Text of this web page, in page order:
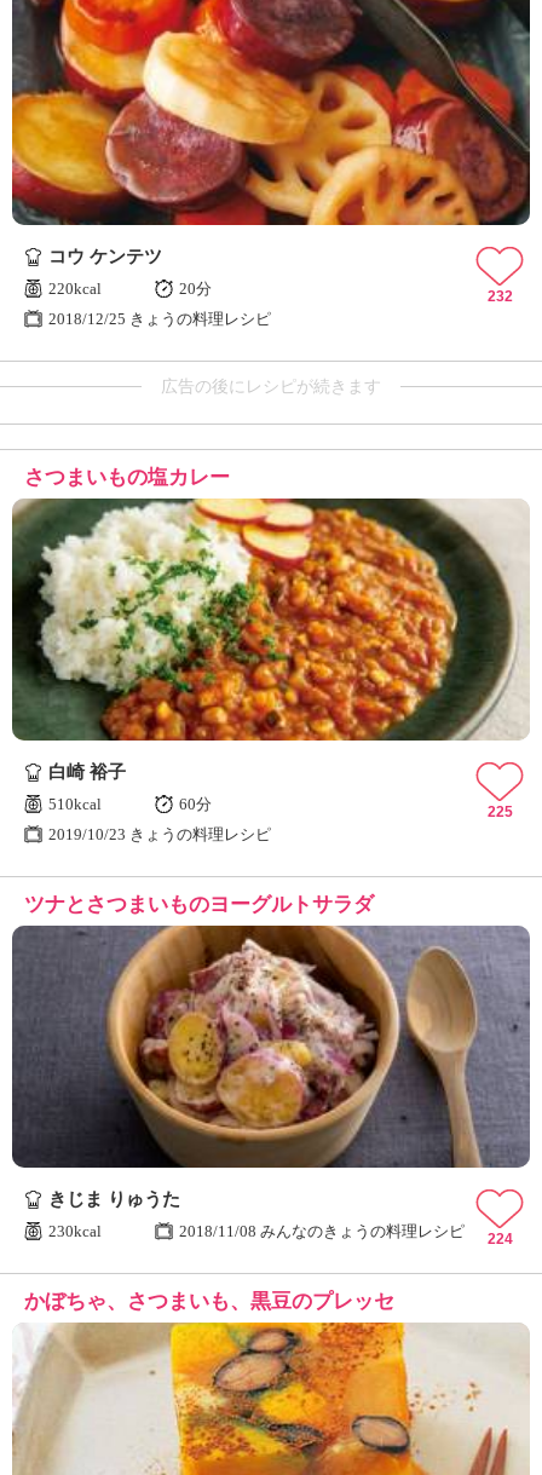
コウ ケンテツ
220kcal
20分
2018/12/25 きょうの料理レシピ
232
広告の後にレシピが続きます
さつまいもの塩カレー
白崎 裕子
510kcal
60分
2019/10/23 きょうの料理レシピ
225
ツナとさつまいものヨーグルトサラダ
きじま りゅうた
230kcal 2018/11/08 みんなのきょうの料理レシピ 224
かぼちゃ、さつまいも、黒豆のプレッセ